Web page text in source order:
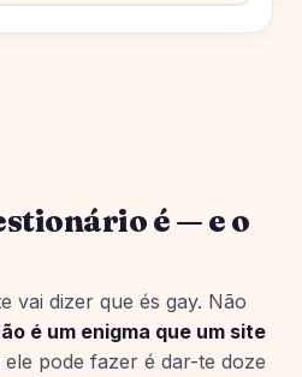
é — e o
vai dizer que és gay. Não
é um enigma que um site
ele pode fazer é dar-te doze